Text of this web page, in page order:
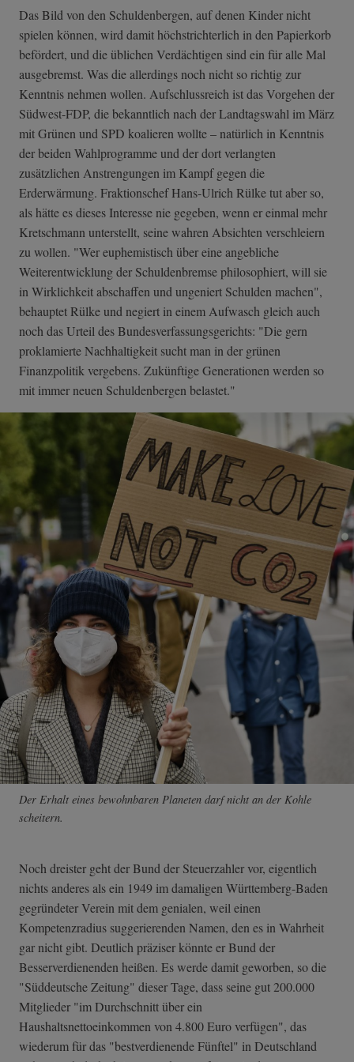
Das Bild von den Schuldenbergen, auf denen Kinder nicht
spielen können, wird damit höchstrichterlich in den Papierkorb
befördert, und die üblichen Verdächtigen sind ein für alle Mal
ausgebremst. Was die allerdings noch nicht so richtig zur
Kenntnis nehmen wollen. Aufschlussreich ist das Vorgehen der
Südwest-FDP, die bekanntlich nach der Landtagswahl im März
mit Grünen und SPD koalieren wollte – natürlich in Kenntnis
der beiden Wahlprogramme und der dort verlangten
zusätzlichen Anstrengungen im Kampf gegen die
Erderwärmung. Fraktionschef Hans-Ulrich Rülke tut aber so,
als hätte es dieses Interesse nie gegeben, wenn er einmal mehr
Kretschmann unterstellt, seine wahren Absichten verschleiern
zu wollen. "Wer euphemistisch über eine angebliche
Weiterentwicklung der Schuldenbremse philosophiert, will sie
in Wirklichkeit abschaffen und ungeniert Schulden machen",
behauptet Rülke und negiert in einem Aufwasch gleich auch
noch das Urteil des Bundesverfassungsgerichts: "Die gern
proklamierte Nachhaltigkeit sucht man in der grünen
Finanzpolitik vergebens. Zukünftige Generationen werden so
mit immer neuen Schuldenbergen belastet."
Der Erhalt eines bewohnbaren Planeten darf nicht an der Kohle
scheitern.
Noch dreister geht der Bund der Steuerzahler vor, eigentlich
nichts anderes als ein 1949 im damaligen Württemberg-Baden
gegründeter Verein mit dem genialen, weil einen
Kompetenzradius suggerierenden Namen, den es in Wahrheit
gar nicht gibt. Deutlich präziser könnte er Bund der
Besserverdienenden heißen. Es werde damit geworben, so die
"Süddeutsche Zeitung" dieser Tage, dass seine gut 200.000
Mitglieder "im Durchschnitt über ein
Haushaltsnettoeinkommen von 4.800 Euro verfügen", das
wiederum für das "bestverdienende Fünftel" in Deutschland